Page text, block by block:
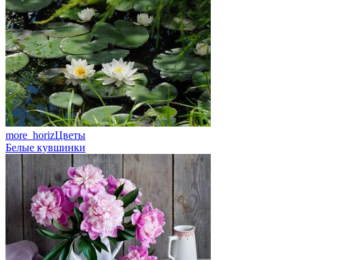
more_horizЦветы
Белые кувшинки